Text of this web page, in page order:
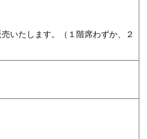
いたします。（１階席わずか、２